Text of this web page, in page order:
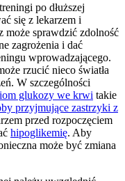
po dłuższej
się z lekarzem i
może sprawdzić zdolność
zagrożenia i dać
wprowadzającego.
rzucić nieco światła
W szczególności
glukozy we krwi takie
przyjmujące zastrzyki z
przed rozpoczęciem
hipoglikemię. Aby
może być zmiana